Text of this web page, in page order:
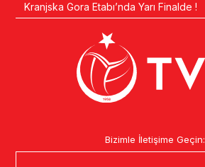
Kranjska Gora Etabı’nda Yarı Finalde !
Bizimle İletişime Geçin: